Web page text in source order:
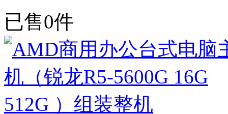
已售0件